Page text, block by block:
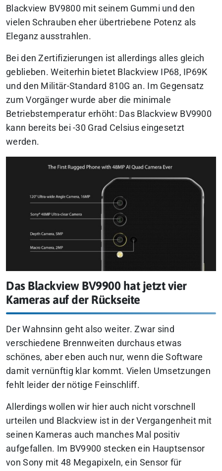
Blackview BV9800 mit seinem Gummi und den
vielen Schrauben eher übertriebene Potenz als
Eleganz ausstrahlen.
Bei den Zertifizierungen ist allerdings alles gleich
geblieben. Weiterhin bietet Blackview IP68, IP69K
und den Militär-Standard 810G an. Im Gegensatz
zum Vorgänger wurde aber die minimale
Betriebstemperatur erhöht: Das Blackview BV9900
kann bereits bei -30 Grad Celsius eingesetzt
werden.
Das Blackview BV9900 hat jetzt vier
Kameras auf der Rückseite
Der Wahnsinn geht also weiter. Zwar sind
verschiedene Brennweiten durchaus etwas
schönes, aber eben auch nur, wenn die Software
damit vernünftig klar kommt. Vielen Umsetzungen
fehlt leider der nötige Feinschliff.
Allerdings wollen wir hier auch nicht vorschnell
urteilen und Blackview ist in der Vergangenheit mit
seinen Kameras auch manches Mal positiv
aufgefallen. Im BV9900 stecken ein Hauptsensor
von Sony mit 48 Megapixeln, ein Sensor für